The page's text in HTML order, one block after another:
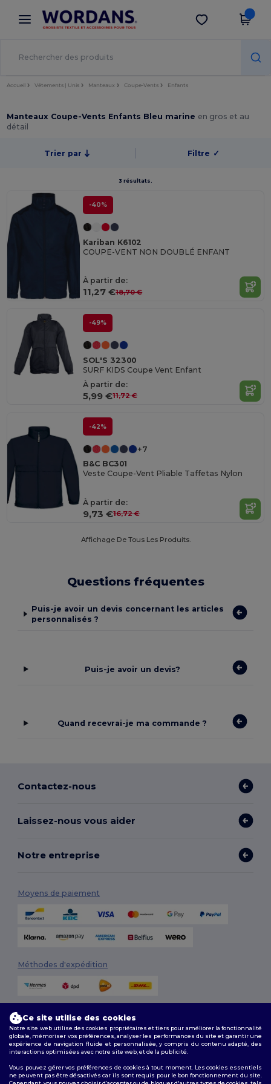
× Appli Wordans
Meilleurs prix sur l’app !
Obtenir l'appli
Accueil Vêtements | Unis Manteaux Coupe-Vents Enfants
Manteaux Coupe-Vents Enfants Bleu marine en gros et au
détail
Trier par Filtre ✓
3 résultats.
-40%
Kariban K6102
COUPE-VENT NON DOUBLÉ ENFANT
À partir de:
11,27 €18,70 €
-49%
SOL'S 32300
SURF KIDS Coupe Vent Enfant
À partir de:
5,99 €11,72 €
-42%
+7
B&C BC301
Veste Coupe-Vent Pliable Taffetas Nylon
À partir de:
9,73 €16,72 €
Affichage De Tous Les Produits.
Questions fréquentes
Puis-je avoir un devis concernant les articles
personnalisés ?
Puis-je avoir un devis?
Quand recevrai-je ma commande ?
Contactez-nous
Laissez-nous vous aider
Notre entreprise
Moyens de paiement
Méthodes d'expédition
Suivez-nous
Ce site utilise des cookies
Notre site web utilise des cookies propriétaires et tiers pour améliorer la fonctionnalité
globale, mémoriser vos préférences, analyser les performances du site et garantir une
expérience de navigation fluide et personnalisée, y compris du contenu adapté, des
interactions optimisées avec notre site web, et de la publicité.
Vous pouvez gérer vos préférences de cookies à tout moment. Les cookies essentiels
ne peuvent pas être désactivés car ils sont requis pour le bon fonctionnement du site.